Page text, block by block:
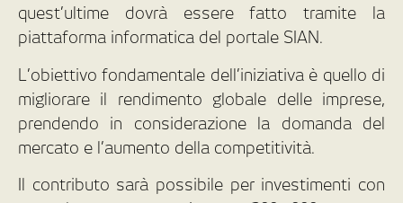
quest’ultime dovrà essere fatto tramite la
piattaforma informatica del portale SIAN.
L’obiettivo fondamentale dell’iniziativa è quello di
migliorare il rendimento globale delle imprese,
prendendo in considerazione la domanda del
mercato e l’aumento della competitività.
Il contributo sarà possibile per investimenti con